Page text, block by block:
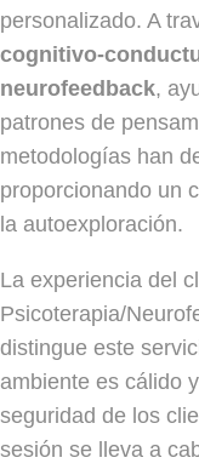
personalizado. A
cognitivo-
neurofeedback,
patrones de
metodologías han
proporcionando un
la autoexploración.
La experiencia del
Psicoterapia/
distingue este
ambiente es cálido
seguridad de los
sesión se lleva a